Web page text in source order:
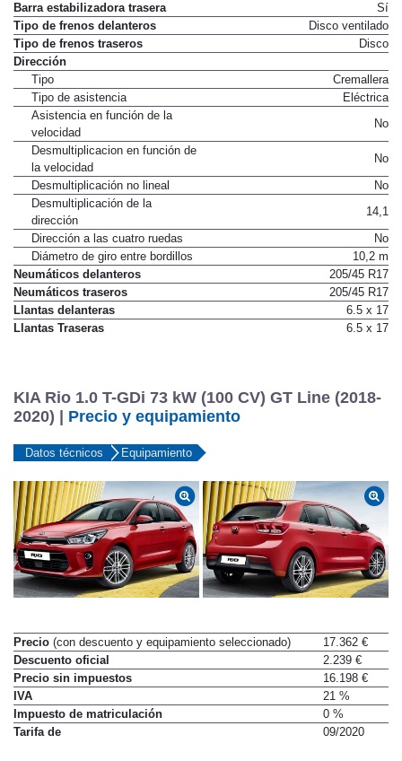
Barra estabilizadora trasera
Sí
Tipo de frenos delanteros
Disco ventilado
Tipo de frenos traseros
Disco
Dirección
Tipo
Cremallera
Tipo de asistencia
Eléctrica
Asistencia en función de la
velocidad
No
Desmultiplicacion en función de
la velocidad
No
Desmultiplicación no lineal
No
Desmultiplicación de la
dirección
14,1
Dirección a las cuatro ruedas
No
Diámetro de giro entre bordillos
10,2 m
Neumáticos delanteros
205/45 R17
Neumáticos traseros
205/45 R17
Llantas delanteras
6.5 x 17
Llantas Traseras
6.5 x 17
KIA Rio 1.0 T-GDi 73 kW (100 CV) GT Line (2018-
2020) | Precio y equipamiento
Datos técnicos Equipamiento
Precio (con descuento y equipamiento seleccionado)
17.362 €
Descuento oficial
2.239 €
Precio sin impuestos
16.198 €
IVA
21 %
Impuesto de matriculación
0 %
Tarifa de
09/2020